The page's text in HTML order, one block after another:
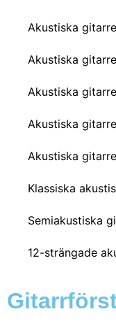
Akustiska
Akustiska
Akustiska
Akustiska
Akustiska
Klassiska
Semiakustiska
12-strängade